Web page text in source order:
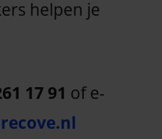
helpen je
17 91 of e-